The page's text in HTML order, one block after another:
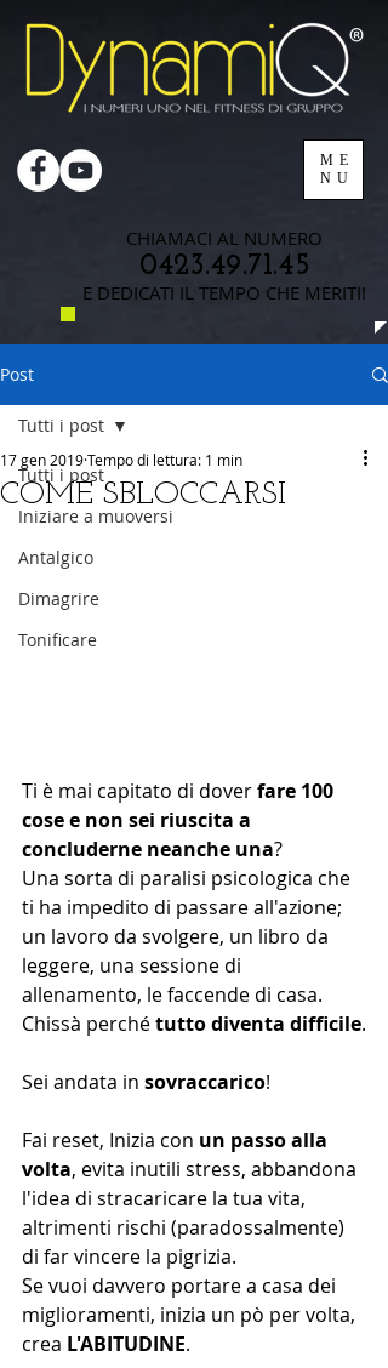
CHIAMACI AL NUMERO
0423.49.71.45
E DEDICATI IL TEMPO CHE MERITI!
ME
NU
Post
Tutti i post
Iniziare a muoversi
Antalgico
Dimagrire
Tonificare
Tutti i post
COME SBLOCCARSI
17 gen 2019Tempo di lettura: 1 min
Ti è mai capitato di dover fare 100
cose e non sei riuscita a
concluderne neanche una?
Una sorta di paralisi psicologica che
ti ha impedito di passare all'azione;
un lavoro da svolgere, un libro da
leggere, una sessione di
allenamento, le faccende di casa.
Chissà perché tutto diventa difficile.
Sei andata in sovraccarico!
Fai reset, Inizia con un passo alla
volta, evita inutili stress, abbandona
l'idea di stracaricare la tua vita,
altrimenti rischi (paradossalmente)
di far vincere la pigrizia.
Se vuoi davvero portare a casa dei
miglioramenti, inizia un pò per volta,
crea L'ABITUDINE.